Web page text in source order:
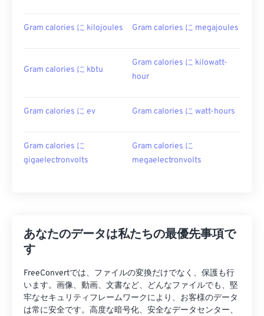
Gram calories に kilojoules Gram calories に megajoules
Gram calories に kbtu
Gram calories に kilowatt-
hour
Gram calories に ev Gram calories に watt-hours
Gram calories に
gigaelectronvolts
Gram calories に
megaelectronvolts
あなたのデータは私たちの最優先事項で
す
FreeConvertでは、ファイルの変換だけでなく、保護も行
います。画像、動画、文書など、どんなファイルでも、堅
牢なセキュリティフレームワークにより、お客様のデータ
は常に安全です。高度な暗号化、安全なデータセンター、